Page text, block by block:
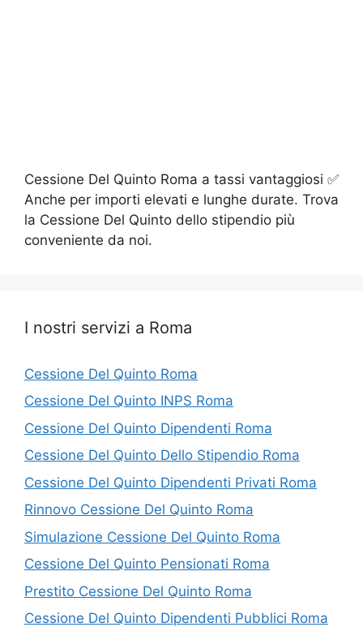
Cessione Del Quinto Roma a tassi vantaggiosi ✅
Anche per importi elevati e lunghe durate. Trova
la Cessione Del Quinto dello stipendio più
conveniente da noi.
I nostri servizi a Roma
Cessione Del Quinto Roma
Cessione Del Quinto INPS Roma
Cessione Del Quinto Dipendenti Roma
Cessione Del Quinto Dello Stipendio Roma
Cessione Del Quinto Dipendenti Privati Roma
Rinnovo Cessione Del Quinto Roma
Simulazione Cessione Del Quinto Roma
Cessione Del Quinto Pensionati Roma
Prestito Cessione Del Quinto Roma
Cessione Del Quinto Dipendenti Pubblici Roma